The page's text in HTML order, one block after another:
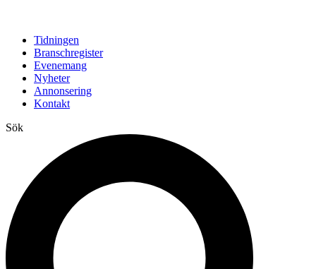
Tidningen
Branschregister
Evenemang
Nyheter
Annonsering
Kontakt
Sök